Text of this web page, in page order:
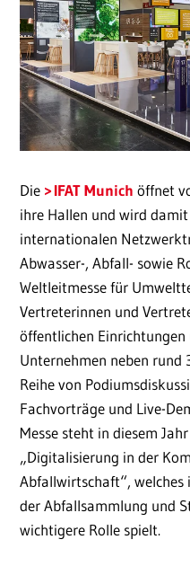
Die IFAT Munich öffnet
ihre Hallen und wird
internationalen
Abwasser-, Abfall- sowie
Weltleitmesse für
Vertreterinnen und
öffentlichen
Unternehmen neben rund
Reihe von
Fachvorträge und Live-
Messe steht in diesem
„Digitalisierung in der
Abfallwirtschaft“,
der Abfallsammlung und
wichtigere Rolle spielt.